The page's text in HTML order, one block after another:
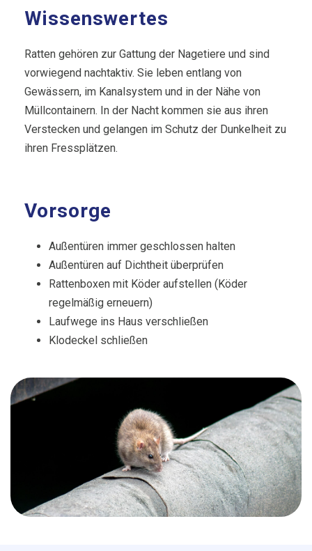
Wissenswertes
Ratten gehören zur Gattung der Nagetiere und sind
vorwiegend nachtaktiv. Sie leben entlang von
Gewässern, im Kanalsystem und in der Nähe von
Müllcontainern. In der Nacht kommen sie aus ihren
Verstecken und gelangen im Schutz der Dunkelheit zu
ihren Fressplätzen.
Vorsorge
Außentüren immer geschlossen halten
Außentüren auf Dichtheit überprüfen
Rattenboxen mit Köder aufstellen (Köder
regelmäßig erneuern)
Laufwege ins Haus verschließen
Klodeckel schließen